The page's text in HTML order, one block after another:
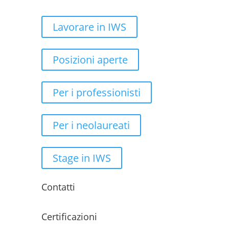
Lavorare in IWS
Posizioni aperte
Per i professionisti
Per i neolaureati
Stage in IWS
Contatti
Certificazioni